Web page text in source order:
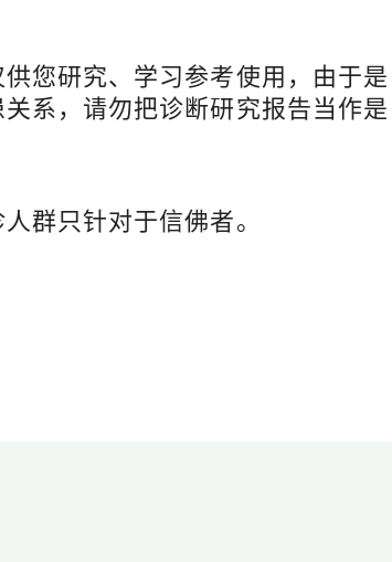
您研究、学习参考使用，由于是
系，请勿把诊断研究报告当作是
群只针对于信佛者。